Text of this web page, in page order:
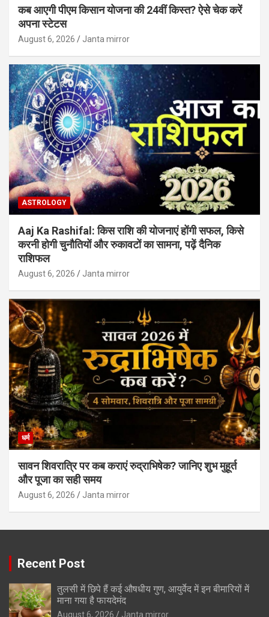
कब आएगी पीएम किसान योजना की 24वीं किस्त? ऐसे चेक करें
अपना स्टेटस
August 6, 2026 Janta mirror
ASTROLOGY
Aaj Ka Rashifal: किस राशि की योजनाएं होंगी सफल, किसे
करनी होगी चुनौतियों और रुकावटों का सामना, पढ़ें दैनिक
राशिफल
August 6, 2026 Janta mirror
धर्म
सावन शिवरात्रि पर कब कराएं रुद्राभिषेक? जानिए शुभ मुहूर्त
और पूजा का सही समय
August 6, 2026 Janta mirror
Recent Post
तुलसी में छिपे हैं कई औषधीय गुण, आयुर्वेद में इन बीमारियों में
माना गया है फायदेमंद
August 6, 2026 Janta mirror